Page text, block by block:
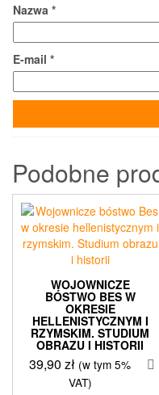
Nazwa *
E-mail *
Podobne
WOJOWNICZE
BÓSTWO BES W
OKRESIE
HELLENISTYCZNYM I
RZYMSKIM. STUDIUM
OBRAZU I HISTORII
39,90zł (w tym 5%
VAT)